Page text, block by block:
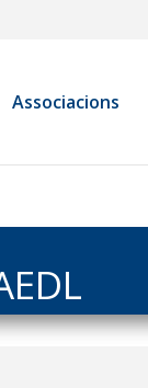
Associacions